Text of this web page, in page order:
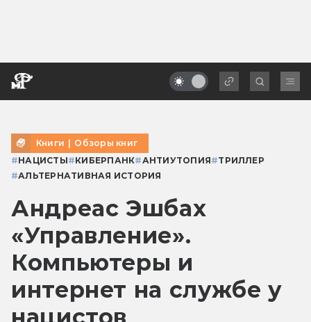
Книги | Обзоры книг
#НАЦИСТЫ#КИБЕРПАНК#АНТИУТОПИЯ#ТРИЛЛЕР
#АЛЬТЕРНАТИВНАЯ ИСТОРИЯ
Андреас Эшбах
«Управление».
Компьютеры и
интернет на службе у
нацистов